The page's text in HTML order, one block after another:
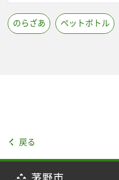
のらざあ ペットボトル
戻る